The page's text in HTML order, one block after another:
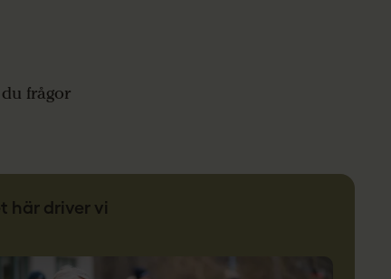
frågor
här driver vi